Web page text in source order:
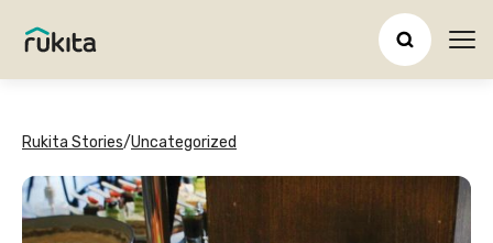
Rukita Stories/Uncategorized